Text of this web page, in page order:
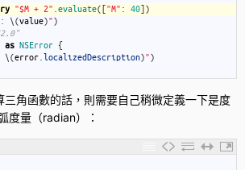
"$M + 2" evaluate( ["M" : 40] )
\ (value)")
as NSError {
\ (error localizedDescription)")
三角函數的話，則需要自己稍微定義一下是度
度量（radian）：